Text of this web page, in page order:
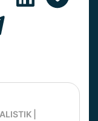
|